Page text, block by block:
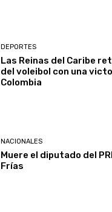
DEPORTES
Las Reinas del Caribe
del voleibol con una
Colombia
NACIONALES
Muere el diputado del
Frías